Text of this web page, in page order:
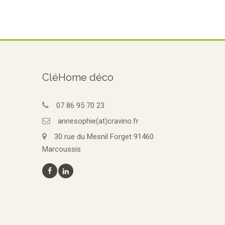
CléHome déco
07 86 95 70 23
annesophie(at)cravino.fr
30 rue du Mesnil Forget 91460
Marcoussis